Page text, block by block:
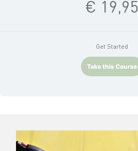
€ 19,95
Get Started
Take this Course